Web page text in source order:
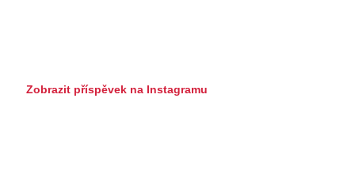
Zobrazit příspěvek na Instagramu